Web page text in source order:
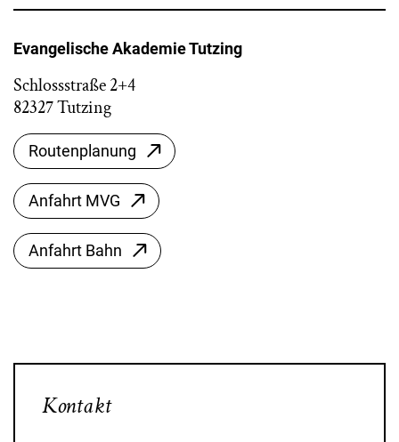
Evangelische Akademie Tutzing
Schlossstraße 2+4
82327 Tutzing
Routenplanung
Anfahrt MVG
Anfahrt Bahn
Kontakt